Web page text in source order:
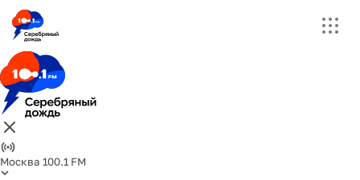
Москва 100.1 FM